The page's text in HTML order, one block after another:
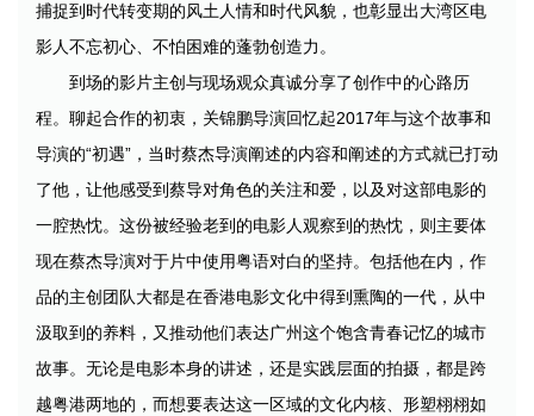
捕捉到时代转变期的风土人情和时代风貌，也彰显出大湾区电
影人不忘初心、不怕困难的蓬勃创造力。
到场的影片主创与现场观众真诚分享了创作中的心路历
程。聊起合作的初衷，关锦鹏导演回忆起2017年与这个故事和
导演的“初遇”，当时蔡杰导演阐述的内容和阐述的方式就已打动
了他，让他感受到蔡导对角色的关注和爱，以及对这部电影的
一腔热忱。这份被经验老到的电影人观察到的热忱，则主要体
现在蔡杰导演对于片中使用粤语对白的坚持。包括他在内，作
品的主创团队大都是在香港电影文化中得到熏陶的一代，从中
汲取到的养料，又推动他们表达广州这个饱含青春记忆的城市
故事。无论是电影本身的讲述，还是实践层面的拍摄，都是跨
越粤港两地的，而想要表达这一区域的文化内核、形塑栩栩如